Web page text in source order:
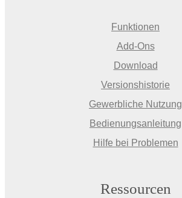
Funktionen
Add-Ons
Download
Versionshistorie
Gewerbliche Nutzung
Bedienungsanleitung
Hilfe bei Problemen
Ressourcen